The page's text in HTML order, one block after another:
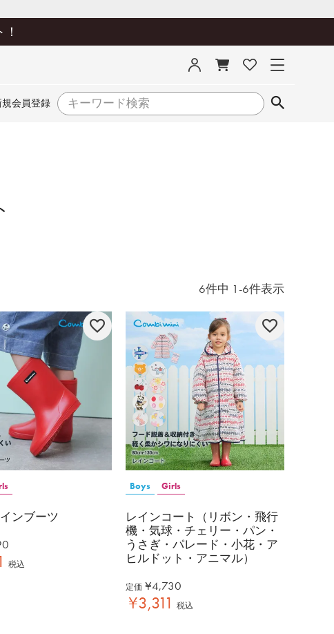
規会員登録
6件中 1 -6件表示
ンブーツ
税込
Boys Girls
レインコート（リボン・飛行
機・気球・チェリー・パン・
うさぎ・パレード・小花・ア
ヒルドット・アニマル）
定価 ¥4,730
¥3,311 税込